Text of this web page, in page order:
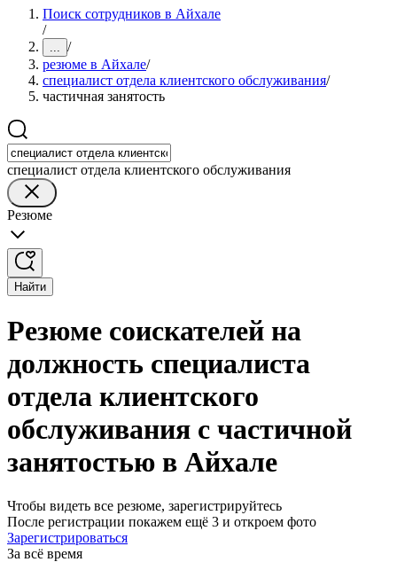
Поиск сотрудников в Айхале
/
... /
резюме в Айхале/
специалист отдела клиентского обслуживания/
частичная занятость
специалист отдела клиентского обслуживания
Резюме
Найти
Резюме соискателей на
должность специалиста
отдела клиентского
обслуживания с частичной
занятостью в Айхале
Чтобы видеть все резюме, зарегистрируйтесь
После регистрации покажем ещё 3 и откроем фото
Зарегистрироваться
За всё время